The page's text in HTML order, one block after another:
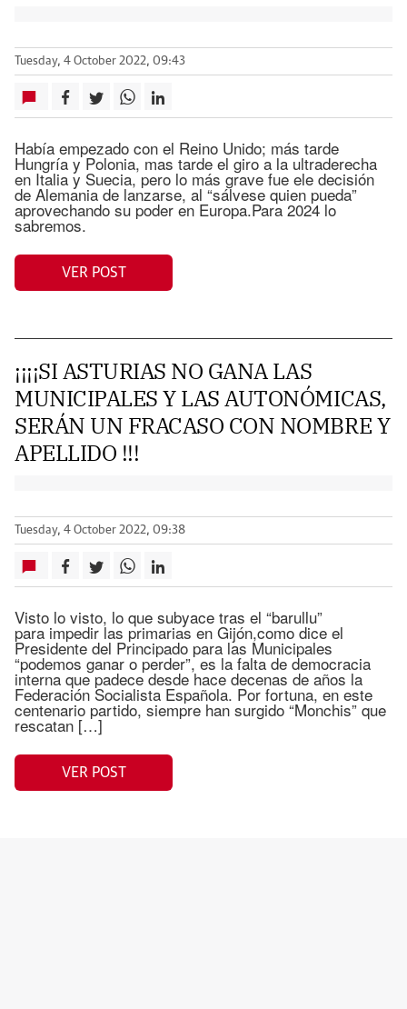
Tuesday, 4 October 2022, 09:43
Había empezado con el Reino Unido; más tarde
Hungría y Polonia, mas tarde el giro a la ultraderecha
en Italia y Suecia, pero lo más grave fue ele decisión
de Alemania de lanzarse, al “sálvese quien pueda”
aprovechando su poder en Europa.Para 2024 lo
sabremos.
VER POST
¡¡¡¡SI ASTURIAS NO GANA LAS
MUNICIPALES Y LAS AUTONÓMICAS,
SERÁN UN FRACASO CON NOMBRE Y
APELLIDO !!!
Tuesday, 4 October 2022, 09:38
Visto lo visto, lo que subyace tras el “barullu”
para impedir las primarias en Gijón,como dice el
Presidente del Principado para las Municipales
“podemos ganar o perder”, es la falta de democracia
interna que padece desde hace decenas de años la
Federación Socialista Española. Por fortuna, en este
centenario partido, siempre han surgido “Monchis” que
rescatan […]
VER POST